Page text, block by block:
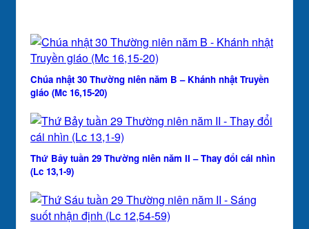
Chúa nhật 30 Thường niên năm B – Khánh nhật Truyền
giáo (Mc 16,15-20)
Thứ Bảy tuần 29 Thường niên năm II – Thay đổi cái nhìn
(Lc 13,1-9)